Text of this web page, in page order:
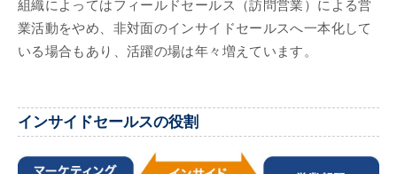
組織によってはフィールドセールス（訪問営業）による営
業活動をやめ、非対面のインサイドセールスへ一本化して
いる場合もあり、活躍の場は年々増えています。
インサイドセールスの役割